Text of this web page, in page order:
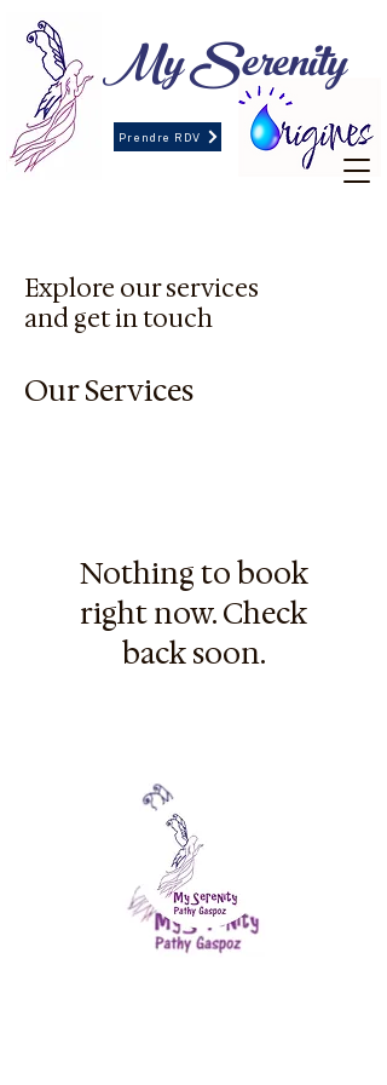
My Serenity
Prendre RDV
Explore our services
and get in touch
Our Services
Nothing to book
right now. Check
back soon.